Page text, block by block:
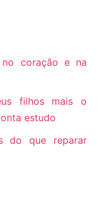
coração e na
filhos mais o
estudo
do que reparar